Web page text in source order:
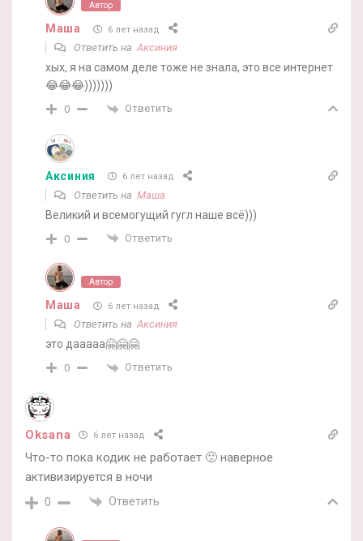
Автор
Маша 6 лет назад
Ответить наАксиния
хых, я на самом деле тоже не знала, это все интернет
😂😂😂)))))))
0 Ответить
Аксиния 6 лет назад
Ответить на Маша
Великий и всемогущий гугл наше всё)))
0 Ответить
Автор
Маша 6 лет назад
Ответить наАксиния
это дааааа🤗🤗🤗
0 Ответить
Oksana 6 лет назад
Что-то пока кодик не работает 🙁 наверное
активизируется в ночи
0 Ответить